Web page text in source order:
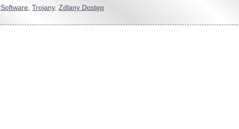
Software Trojany, Zdlany Dostęp